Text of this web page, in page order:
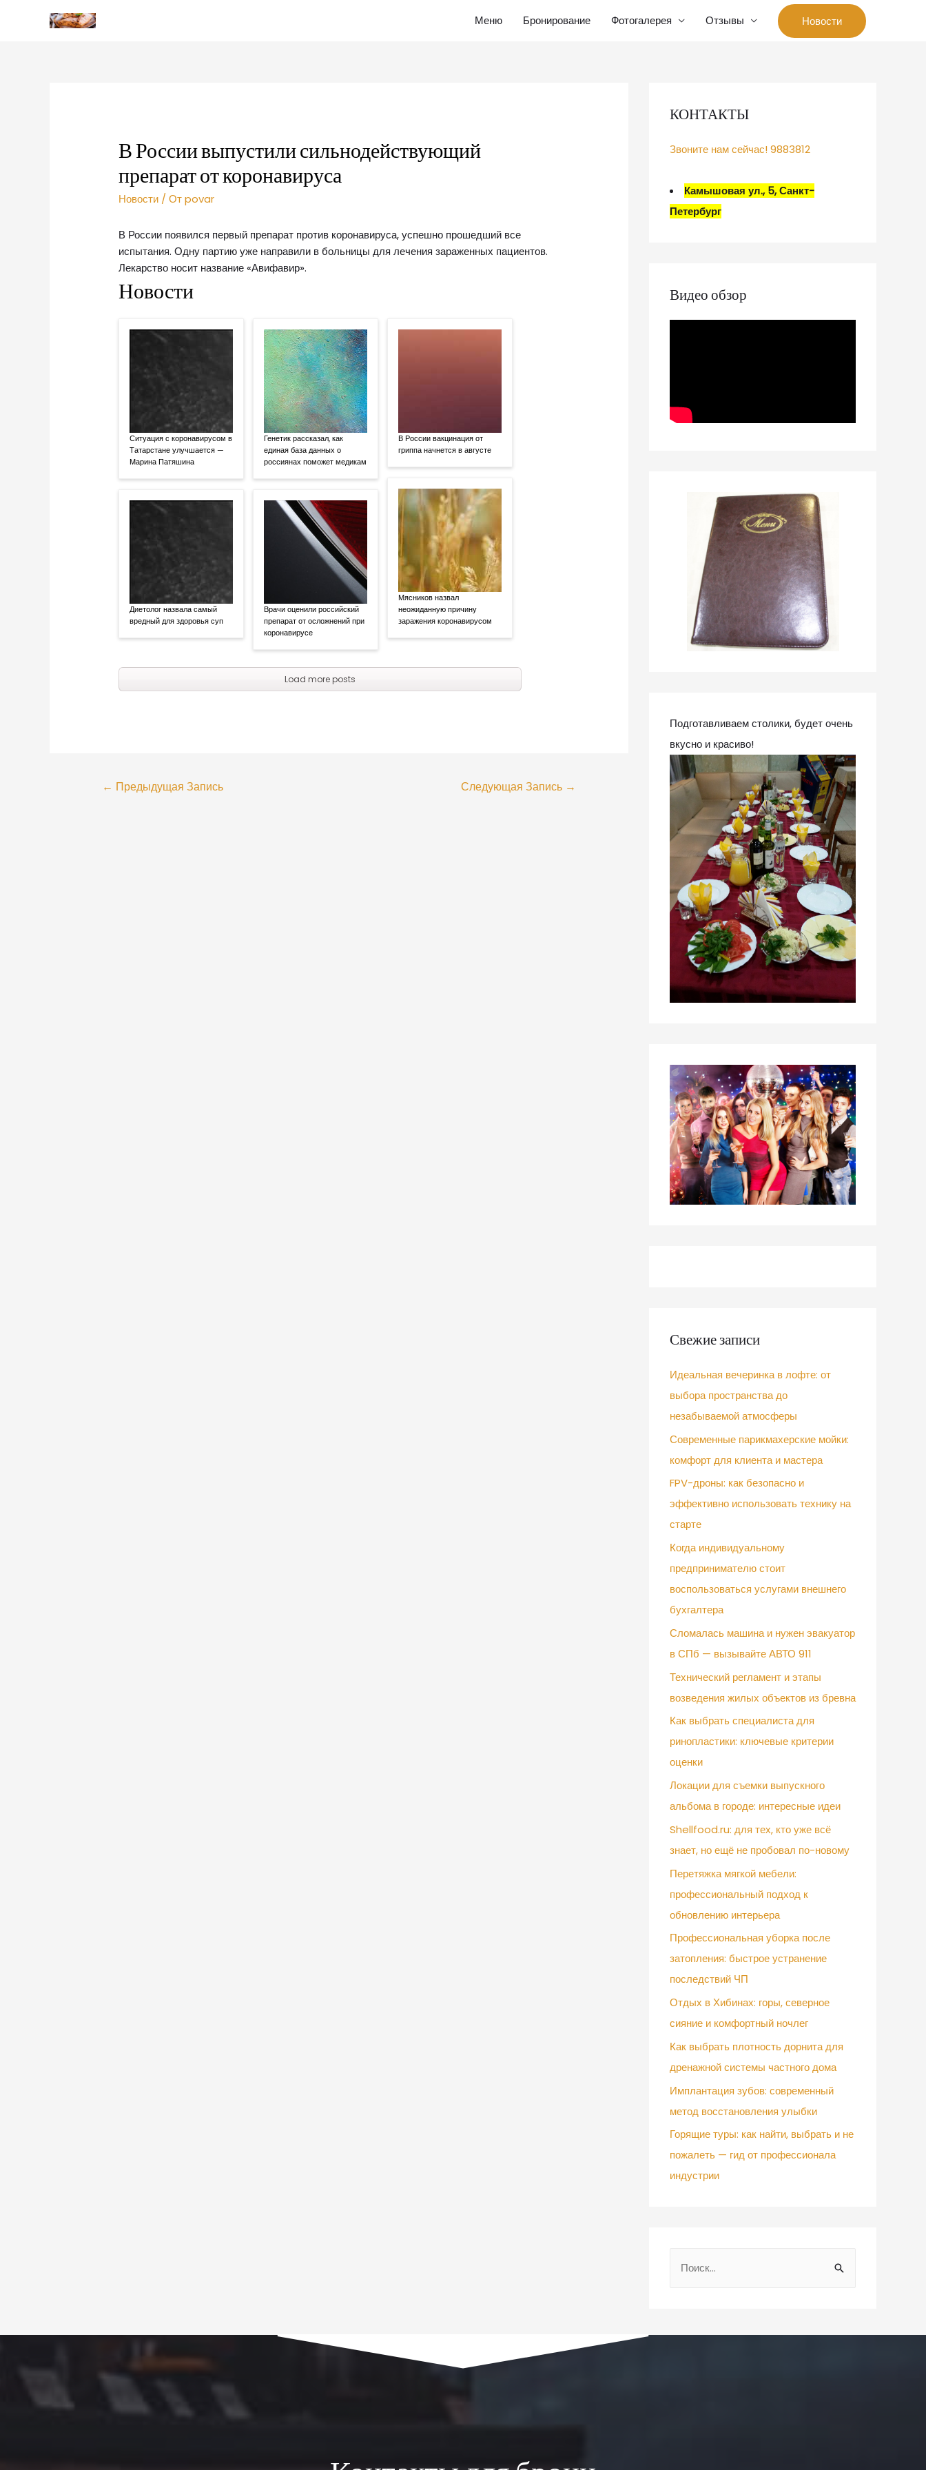
Меню Бронирование Фотогалерея Отзывы Новости
В России выпустили сильнодействующий
препарат от коронавируса
Новости / Отpovar
В России появился первый препарат против коронавируса, успешно прошедший все
испытания. Одну партию уже направили в больницы для лечения зараженных пациентов.
Лекарство носит название «Авифавир».
Новости
Ситуация с коронавирусом в
Татарстане улучшается —
Марина Патяшина
Диетолог назвала самый
вредный для здоровья суп
Генетик рассказал, как
единая база данных о
россиянах поможет медикам
Врачи оценили российский
препарат от осложнений при
коронавирусе
В России вакцинация от
гриппа начнется в августе
Мясников назвал
неожиданную причину
заражения коронавирусом
Load more posts
← Предыдущая Запись Следующая Запись →
КОНТАКТЫ
Звоните нам сейчас! 9883812
Камышовая ул., 5, Санкт-
Петербург
Видео обзор
Подготавливаем столики, будет очень
вкусно и красиво!
Свежие записи
Идеальная вечеринка в лофте: от
выбора пространства до
незабываемой атмосферы
Современные парикмахерские мойки:
комфорт для клиента и мастера
FPV-дроны: как безопасно и
эффективно использовать технику на
старте
Когда индивидуальному
предпринимателю стоит
воспользоваться услугами внешнего
бухгалтера
Сломалась машина и нужен эвакуатор
в СПб — вызывайте АВТО 911
Технический регламент и этапы
возведения жилых объектов из бревна
Как выбрать специалиста для
ринопластики: ключевые критерии
оценки
Локации для съемки выпускного
альбома в городе: интересные идеи
Shellfood.ru: для тех, кто уже всё
знает, но ещё не пробовал по-новому
Перетяжка мягкой мебели:
профессиональный подход к
обновлению интерьера
Профессиональная уборка после
затопления: быстрое устранение
последствий ЧП
Отдых в Хибинах: горы, северное
сияние и комфортный ночлег
Как выбрать плотность дорнита для
дренажной системы частного дома
Имплантация зубов: современный
метод восстановления улыбки
Горящие туры: как найти, выбрать и не
пожалеть — гид от профессионала
индустрии